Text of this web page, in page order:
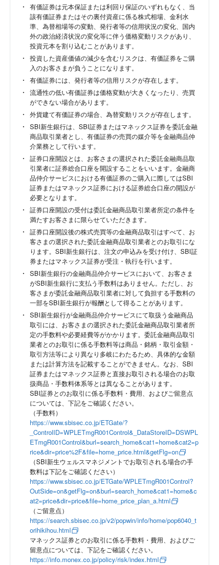
有価証券は元本保証または利回り保証のいずれもなく、当
該有価証券またはその裏付資産に係る株式相場、金利水
準、為替相場等の変動、発行者等の信用状況の変化、国内
外の政治経済状況の変化等に伴う価格変動リスクがあり、
投資元本を割り込むことがあります。
投資した資産価値の減少を含むリスクは、有価証券をご購
入のお客さまが負うことになります。
有価証券には、発行者等の信用リスクが存在します。
流通性の低い有価証券は価格変動が大きくなったり、売買
ができない場合があります。
外貨建て有価証券の場合、為替変動リスクが存在します。
SBI新生銀行は、SBI証券またはマネックス証券を委託金融
商品取引業者とし、有価証券の売買の媒介等を金融商品仲
介業務として行います。
証券口座開設とは、お客さまの選択された委託金融商品取
引業者に証券総合口座を開設することをいいます。金融商
品仲介サービスにおける有価証券のご購入に際してはSBI
証券またはマネックス証券における証券総合口座の開設が
必要となります。
証券口座開設の受付は委託金融商品取引業者所定の条件を
満たすお客さまに限らせていただきます。
証券口座開設後の株式売買等の金融商品取引はすべて、お
客さまの選択された委託金融商品取引業者とのお取引にな
ります。SBI新生銀行は、注文の申込みを受け付け、SBI証
券またはマネックス証券が受注・執行を行います。
SBI新生銀行の金融商品仲介サービスにおいて、お客さま
がSBI新生銀行に支払う手数料はありません。ただし、お
客さまが委託金融商品取引業者に対して負担する手数料の
一部をSBI新生銀行が報酬として得ることがあります。
SBI新生銀行が金融商品仲介サービスにて取扱う金融商品
取引には、お客さまの選択された委託金融商品取引業者所
定の手数料や必要経費等がかかります。委託金融商品取引
業者とのお取引に係る手数料等は商品・銘柄・取引金額・
取引方法等により異なり多岐にわたるため、具体的な金額
または計算方法を記載することができません。なお、SBI
証券またはマネックス証券と直接お取引される場合のお取
扱商品・手数料体系等とは異なることがあります。
SBI証券とのお取引に係る手数料・費用、およびご留意点
については、下記をご確認ください。
（手数料）
https://www.sbisec.co.jp/ETGate/?
_ControlID=WPLETmgR001Control&_DataStoreID=DSWPL
ETmgR001Control&burl=search_home&cat1=home&cat2=p
rice&dir=price%2F&file=home_price.html&getFlg=on
（SBI新生ウェルスマネジメントでお取引される場合の手
数料は下記をご確認ください）
https://www.sbisec.co.jp/ETGate/WPLETmgR001Control?
OutSide=on&getFlg=on&burl=search_home&cat1=home&c
at2=price&dir=price&file=home_price_plan_a.html
（ご留意点）
https://search.sbisec.co.jp/v2/popwin/info/home/pop6040_t
orihikihou.html
マネックス証券とのお取引に係る手数料・費用、およびご
留意点については、下記をご確認ください。
https://info.monex.co.jp/policy/risk/index.html